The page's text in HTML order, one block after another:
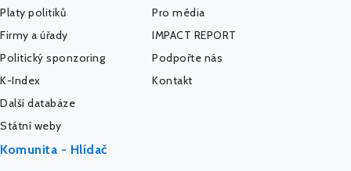
Platy politiků
Firmy a úřady
Politický sponzoring
K-Index
Další databáze
Státní weby
Pro média
IMPACT REPORT
Podpořte nás
Kontakt
Komunita - Hlídač